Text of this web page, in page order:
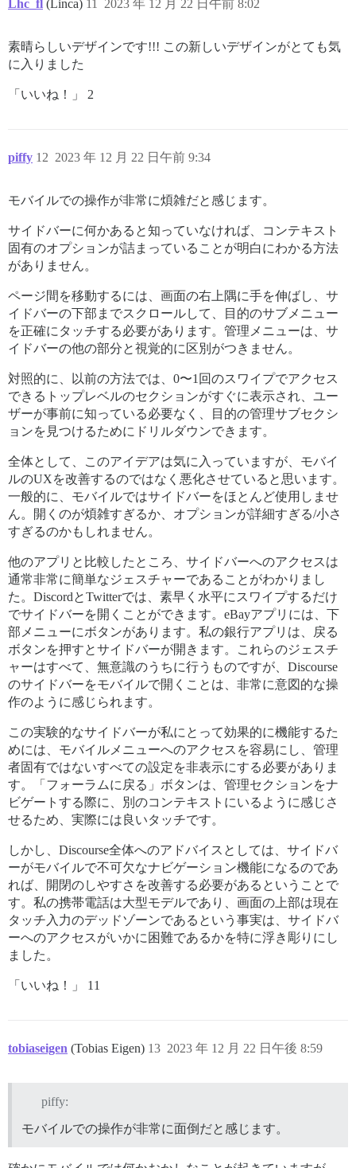
Lhc_fl (Linca) 2023 年 12 月 22 日午前 8:02
11
素晴らしいデザインです!!! この新しいデザインがとても気
に入りました
「いいね！」 2
piffy 2023 年 12 月 22 日午前 9:34
12
モバイルでの操作が非常に煩雑だと感じます。
サイドバーに何かあると知っていなければ、コンテキスト
固有のオプションが詰まっていることが明白にわかる方法
がありません。
ページ間を移動するには、画面の右上隅に手を伸ばし、サ
イドバーの下部までスクロールして、目的のサブメニュー
を正確にタッチする必要があります。管理メニューは、サ
イドバーの他の部分と視覚的に区別がつきません。
対照的に、以前の方法では、0〜1回のスワイプでアクセス
できるトップレベルのセクションがすぐに表示され、ユー
ザーが事前に知っている必要なく、目的の管理サブセクシ
ョンを見つけるためにドリルダウンできます。
全体として、このアイデアは気に入っていますが、モバイ
ルのUXを改善するのではなく悪化させていると思います。
一般的に、モバイルではサイドバーをほとんど使用しませ
ん。開くのが煩雑すぎるか、オプションが詳細すぎる/小さ
すぎるのかもしれません。
他のアプリと比較したところ、サイドバーへのアクセスは
通常非常に簡単なジェスチャーであることがわかりまし
た。DiscordとTwitterでは、素早く水平にスワイプするだけ
でサイドバーを開くことができます。eBayアプリには、下
部メニューにボタンがあります。私の銀行アプリは、戻る
ボタンを押すとサイドバーが開きます。これらのジェスチ
ャーはすべて、無意識のうちに行うものですが、Discourse
のサイドバーをモバイルで開くことは、非常に意図的な操
作のように感じられます。
この実験的なサイドバーが私にとって効果的に機能するた
めには、モバイルメニューへのアクセスを容易にし、管理
者固有ではないすべての設定を非表示にする必要がありま
す。「フォーラムに戻る」ボタンは、管理セクションをナ
ビゲートする際に、別のコンテキストにいるように感じさ
せるため、実際には良いタッチです。
しかし、Discourse全体へのアドバイスとしては、サイドバ
ーがモバイルで不可欠なナビゲーション機能になるのであ
れば、開閉のしやすさを改善する必要があるということで
す。私の携帯電話は大型モデルであり、画面の上部は現在
タッチ入力のデッドゾーンであるという事実は、サイドバ
ーへのアクセスがいかに困難であるかを特に浮き彫りにし
ました。
「いいね！」 11
tobiaseigen (Tobias Eigen) 2023 年 12 月 22 日午後 8:59
13
piffy:
モバイルでの操作が非常に面倒だと感じます。